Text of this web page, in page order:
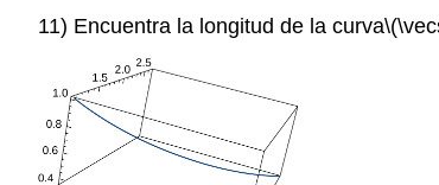
11) Encuentra la longitud de la curva